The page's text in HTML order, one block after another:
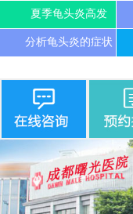
夏季龟头炎高发
分析龟头炎的症状